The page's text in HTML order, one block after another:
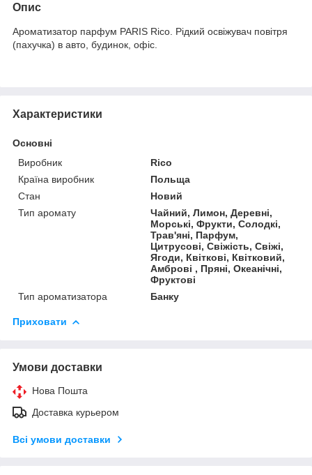
Опис
Ароматизатор парфум PARIS Rico. Рідкий освіжувач повітря
(пахучка) в авто, будинок, офіс.
Характеристики
Основні
Виробник
Rico
Країна виробник
Польща
Стан
Новий
Тип аромату
Чайний, Лимон, Деревні,
Морські, Фрукти, Солодкі,
Трав'яні, Парфум,
Цитрусові, Свіжість, Свіжі,
Ягоди, Квіткові, Квітковий,
Амброві , Пряні, Океанічні,
Фруктові
Тип ароматизатора
Банку
Приховати
Умови доставки
Нова Пошта
Доставка курьером
Всі умови доставки